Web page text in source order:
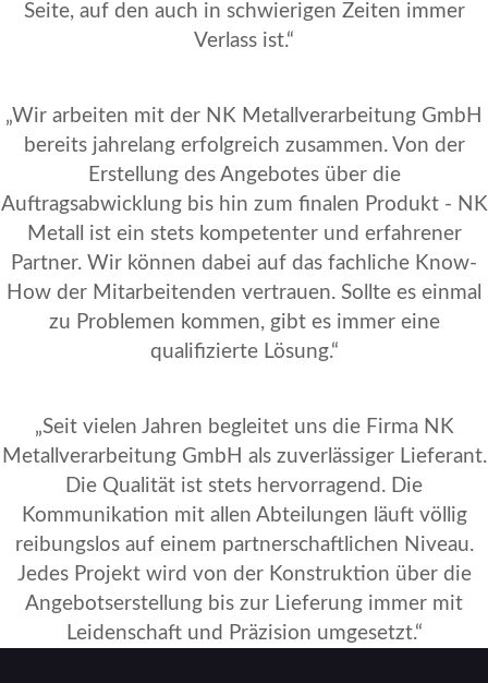
Seite, auf den auch in schwierigen Zeiten immer
Verlass ist.“
„Wir arbeiten mit der NK Metallverarbeitung GmbH
bereits jahrelang erfolgreich zusammen. Von der
Erstellung des Angebotes über die
Auftragsabwicklung bis hin zum finalen Produkt - NK
Metall ist ein stets kompetenter und erfahrener
Partner. Wir können dabei auf das fachliche Know-
How der Mitarbeitenden vertrauen. Sollte es einmal
zu Problemen kommen, gibt es immer eine
qualifizierte Lösung.“
„Seit vielen Jahren begleitet uns die Firma NK
Metallverarbeitung GmbH als zuverlässiger Lieferant.
Die Qualität ist stets hervorragend. Die
Kommunikation mit allen Abteilungen läuft völlig
reibungslos auf einem partnerschaftlichen Niveau.
Jedes Projekt wird von der Konstruktion über die
Angebotserstellung bis zur Lieferung immer mit
Leidenschaft und Präzision umgesetzt.“